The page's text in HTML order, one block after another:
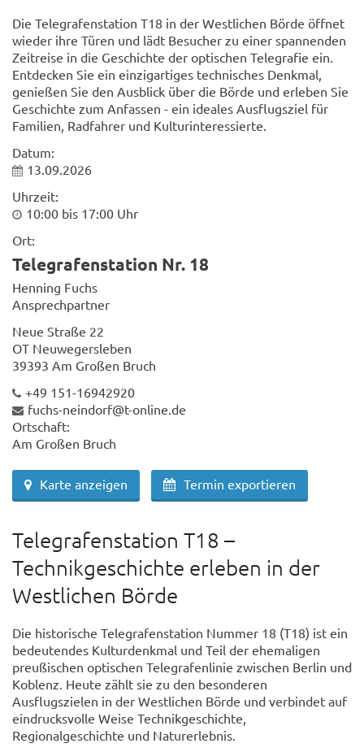
Die Telegrafenstation T18 in der Westlichen Börde öffnet
wieder ihre Türen und lädt Besucher zu einer spannenden
Zeitreise in die Geschichte der optischen Telegrafie ein.
Entdecken Sie ein einzigartiges technisches Denkmal,
genießen Sie den Ausblick über die Börde und erleben Sie
Geschichte zum Anfassen - ein ideales Ausflugsziel für
Familien, Radfahrer und Kulturinteressierte.
Datum:
13.09.2026
Uhrzeit:
10:00 bis 17:00 Uhr
Ort:
Telegrafenstation Nr. 18
Henning Fuchs
Ansprechpartner
Neue Straße 22
OT Neuwegersleben
39393 Am Großen Bruch
+49 151-16942920
fuchs-neindorf@t-online.de
Ortschaft:
Am Großen Bruch
Karte anzeigen Termin exportieren
Telegrafenstation T18 –
Technikgeschichte erleben in der
Westlichen Börde
Die historische Telegrafenstation Nummer 18 (T18) ist ein
bedeutendes Kulturdenkmal und Teil der ehemaligen
preußischen optischen Telegrafenlinie zwischen Berlin und
Koblenz. Heute zählt sie zu den besonderen
Ausflugszielen in der Westlichen Börde und verbindet auf
eindrucksvolle Weise Technikgeschichte,
Regionalgeschichte und Naturerlebnis.